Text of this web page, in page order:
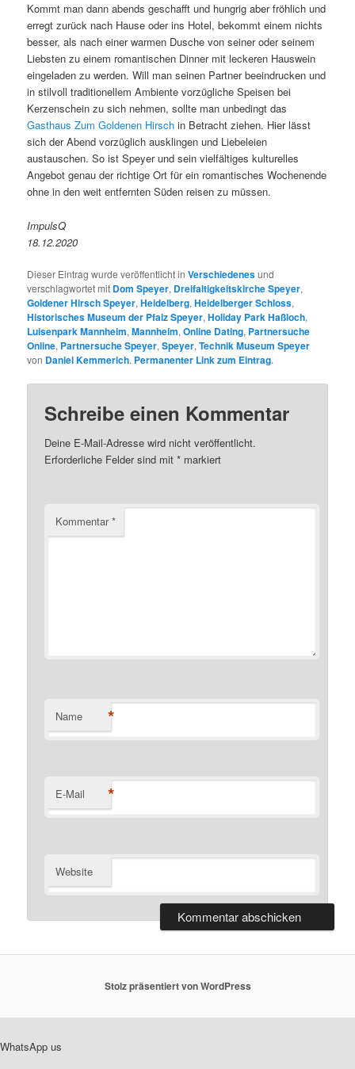
Kommt man dann abends geschafft und hungrig aber fröhlich und
erregt zurück nach Hause oder ins Hotel, bekommt einem nichts
besser, als nach einer warmen Dusche von seiner oder seinem
Liebsten zu einem romantischen Dinner mit leckeren Hauswein
eingeladen zu werden. Will man seinen Partner beeindrucken und
in stilvoll traditionellem Ambiente vorzügliche Speisen bei
Kerzenschein zu sich nehmen, sollte man unbedingt das
Gasthaus Zum Goldenen Hirsch in Betracht ziehen. Hier lässt
sich der Abend vorzüglich ausklingen und Liebeleien
austauschen. So ist Speyer und sein vielfältiges kulturelles
Angebot genau der richtige Ort für ein romantisches Wochenende
ohne in den weit entfernten Süden reisen zu müssen.
ImpulsQ
18.12.2020
Dieser Eintrag wurde veröffentlicht inVerschiedenesund
verschlagwortet mit Dom Speyer, Dreifaltigkeitskirche Speyer,
Goldener Hirsch Speyer,Heidelberg,Heidelberger Schloss,
Historisches Museum der Pfalz Speyer,Holiday Park Haßloch,
Luisenpark Mannheim,Mannheim,Online Dating, Partnersuche
Online, Partnersuche Speyer,Speyer,Technik Museum Speyer
von Daniel Kemmerich. Permanenter Link zum Eintrag.
Schreibe einen Kommentar
Deine E-Mail-Adresse wird nicht veröffentlicht.
Erforderliche Felder sind mit* markiert
Kommentar*
Name *
E-Mail *
Website
Stolz präsentiert von WordPress
WhatsApp us